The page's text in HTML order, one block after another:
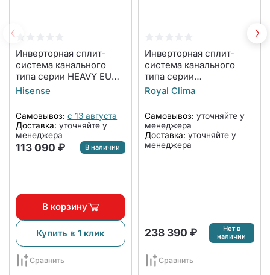
Инверторная сплит-
система канального
типа серии HEAVY EU
DC INVERTER R32 Wi-Fi
18U4RS7 WI-FI
(комплект)
Hisense
Самовывоз: с 13 августа
Доставка: уточняйте у
менеджера
113 090 ₽ В наличии
В корзину
Купить в 1 клик
Сравнить
Инверторная сплит-
система канального
типа серии
COMPETENZA FULL DC
EU Inverter 2024 CO-D
48HNCI/CO-E 48HNCI
(комплект)
Royal Clima
Самовывоз: уточняйте у
менеджера
Доставка: уточняйте у
менеджера
238 390 ₽
Нет в
наличии
Сравнить